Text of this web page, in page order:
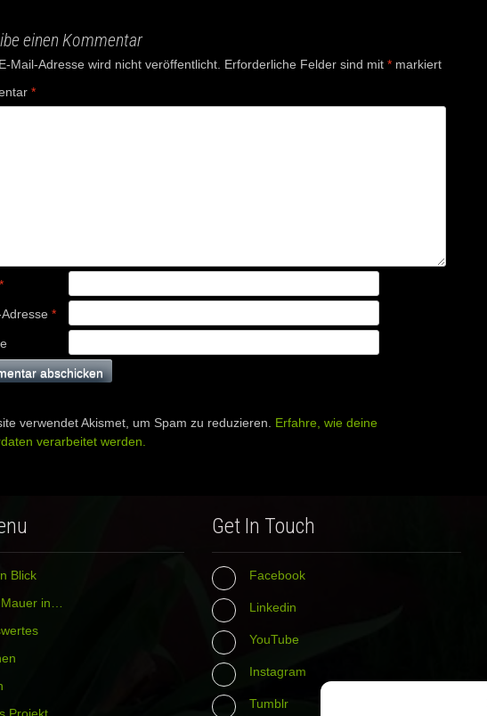
einen Kommentar
Mail-Adresse wird nicht veröffentlicht. Erforderliche Felder sind mit *markiert
*
*
*
verwendet Akismet, um Spam zu reduzieren. Erfahre, wie deine
verarbeitet werden.
Blick
in…
Get In Touch
Facebook
Linkedin
YouTube
Instagram
Tumblr